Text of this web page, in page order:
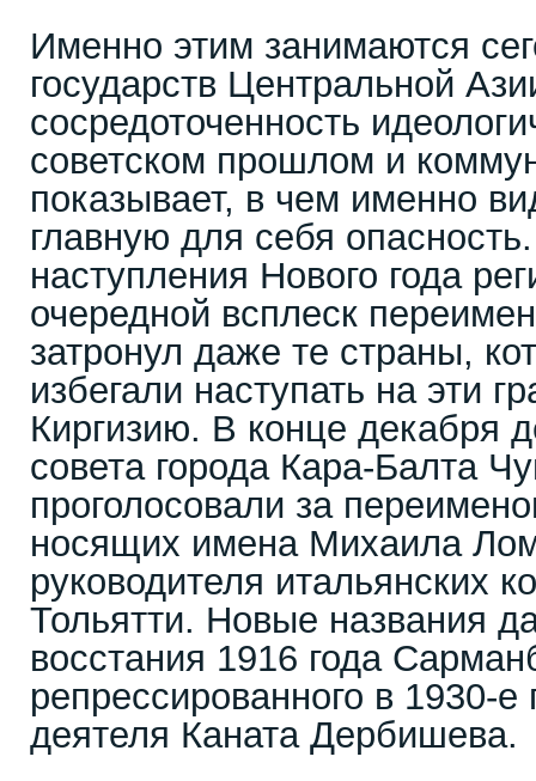
Именно этим занимаются
государств Центральной
сосредоточенность
советском прошлом и
показывает, в чем именно
главную для себя
наступления Нового года
очередной всплеск
затронул даже те страны,
избегали наступать на эти
Киргизию. В конце декабря
совета города Кара-Балта
проголосовали за
носящих имена Михаила
руководителя итальянских
Тольятти. Новые названия
восстания 1916 года
репрессированного в 1930-е
деятеля Каната Дербишева.